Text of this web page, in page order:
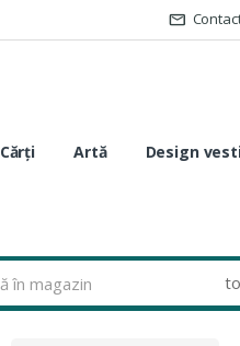
Cărți Artă Design